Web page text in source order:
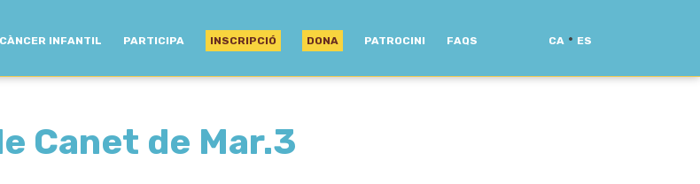
CÀNCER INFANTIL PARTICIPA INSCRIPCIÓ DONA PATROCINI FAQS CA · ES
Canet de Mar.3